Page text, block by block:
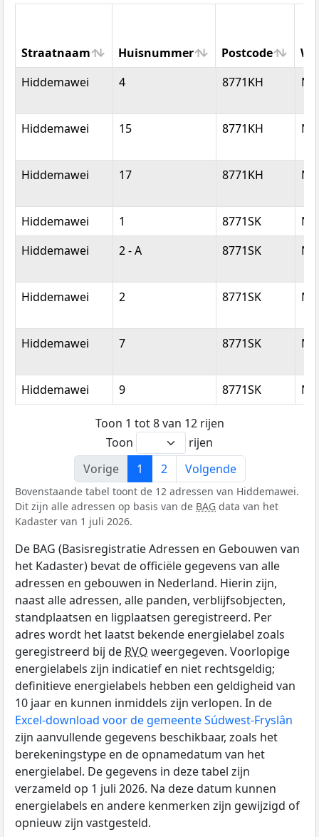
Straatnaam Huisnummer Postcode
Straatnaam
Huisnummer Postcode
Hiddemawei 4 8771KH
Hiddemawei 15 8771KH
Hiddemawei 17 8771KH
Hiddemawei 1 8771SK
Hiddemawei
2 - A 8771SK
Hiddemawei 2 8771SK
Hiddemawei 7 8771SK
Hiddemawei 9 8771SK
Toon 1 tot 8 van 12 rijen
Toon
rijen
Vorige
1 2 Volgende
Bovenstaande tabel toont de 12 adressen van Hiddemawei.
Dit zijn alle adressen op basis van de BAG data van het
Kadaster van 1 juli 2026.
De BAG (Basisregistratie Adressen en Gebouwen van
het Kadaster) bevat de officiële gegevens van alle
adressen en gebouwen in Nederland. Hierin zijn,
naast alle adressen, alle panden, verblijfsobjecten,
standplaatsen en ligplaatsen geregistreerd. Per
adres wordt het laatst bekende energielabel zoals
geregistreerd bij de RVO weergegeven. Voorlopige
energielabels zijn indicatief en niet rechtsgeldig;
definitieve energielabels hebben een geldigheid van
10 jaar en kunnen inmiddels zijn verlopen. In de
Excel-download voor de gemeente Súdwest-Fryslân
zijn aanvullende gegevens beschikbaar, zoals het
berekeningstype en de opnamedatum van het
energielabel. De gegevens in deze tabel zijn
verzameld op 1 juli 2026. Na deze datum kunnen
energielabels en andere kenmerken zijn gewijzigd of
opnieuw zijn vastgesteld.